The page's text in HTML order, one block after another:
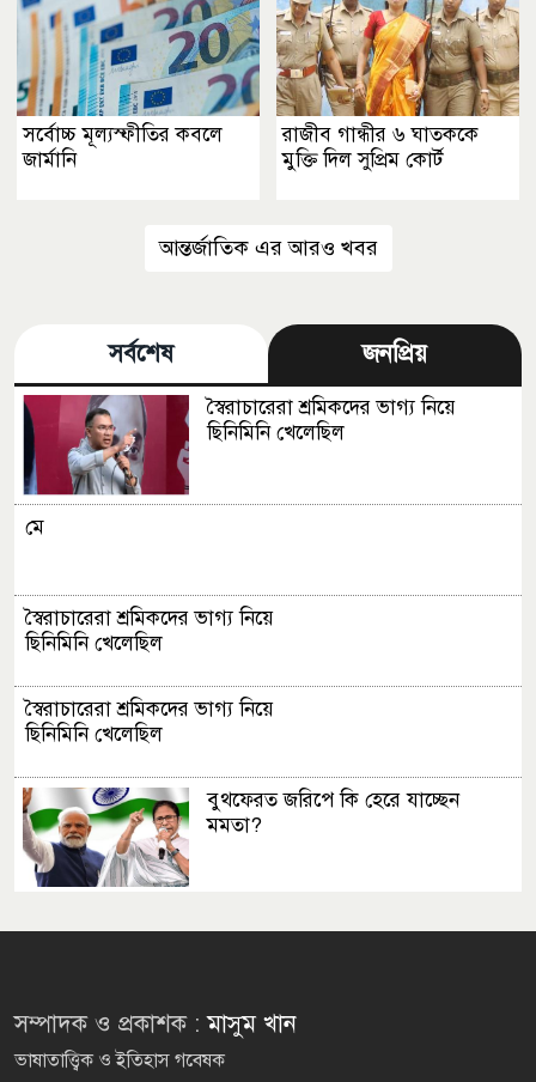
সর্বোচ্চ মূল্যস্ফীতির কবলে
জার্মানি
রাজীব গান্ধীর ৬ ঘাতককে
মুক্তি দিল সুপ্রিম কোর্ট
আন্তর্জাতিক এর আরও খবর
সর্বশেষ জনপ্রিয়
স্বৈরাচারেরা শ্রমিকদের ভাগ্য নিয়ে
ছিনিমিনি খেলেছিল
মে
স্বৈরাচারেরা শ্রমিকদের ভাগ্য নিয়ে
ছিনিমিনি খেলেছিল
স্বৈরাচারেরা শ্রমিকদের ভাগ্য নিয়ে
ছিনিমিনি খেলেছিল
বুথফেরত জরিপে কি হেরে যাচ্ছেন
মমতা?
পুলিশের আধুনিকায়নে শহীদ জিয়ার
অবদান শীর্ষক সেমিনার অনুষ্ঠিত
সম্পাদক ও প্রকাশক :মাসুম খান
ভাষাতাত্ত্বিক ও ইতিহাস গবেষক